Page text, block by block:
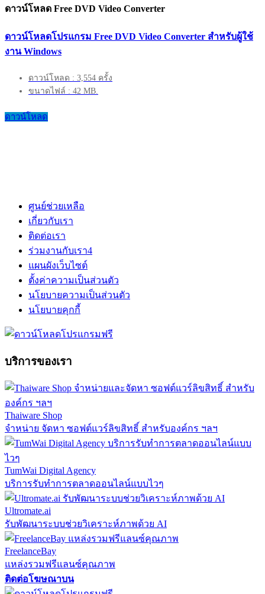
ดาวน์โหลด Free DVD Video Converter
ดาวน์โหลดโปรแกรม Free DVD Video Converter สำหรับผู้ใช้
งาน Windows
ดาวน์โหลด : 3,554 ครั้ง
ขนาดไฟล์ : 42 MB.
ดาวน์โหลด
ศูนย์ช่วยเหลือ
เกี่ยวกับเรา
ติดต่อเรา
ร่วมงานกับเรา4
แผนผังเว็บไซต์
ตั้งค่าความเป็นส่วนตัว
นโยบายความเป็นส่วนตัว
นโยบายคุกกี้
บริการของเรา
Thaiware Shop
จำหน่าย จัดหา ซอฟต์แวร์ลิขสิทธิ์ สำหรับองค์กร ฯลฯ
TumWai Digital Agency
บริการรับทำการตลาดออนไลน์แบบไวๆ
Ultromate.ai
รับพัฒนาระบบช่วยวิเคราะห์ภาพด้วย AI
FreelanceBay
แหล่งรวมฟรีแลนซ์คุณภาพ
ติดต่อโฆษณาบน